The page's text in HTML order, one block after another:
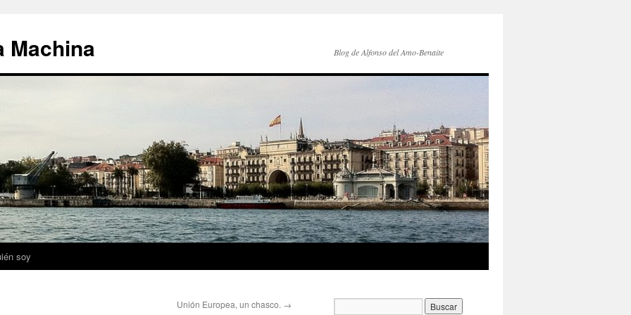
Machina Blog de Alfonso del Amo-Benaite
soy
Unión Europea, un chasco. →